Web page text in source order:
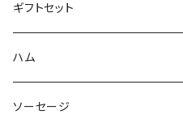
ギフトセット
ハム
ソーセージ